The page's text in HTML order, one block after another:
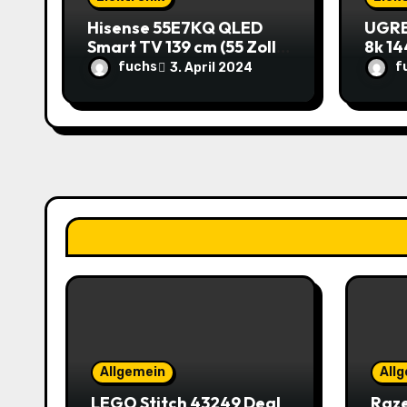
n
Hisense 55E7KQ QLED
Smart TV 139 cm (55 Zoll)
im Angebot: Sparen Sie
145,85€!
fuchs 3. April 2024
8k
10,99€
Allgemein